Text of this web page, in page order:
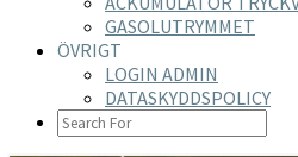
GASOLUTRYMMET
ÖVRIGT
LOGIN ADMIN
DATASKYDDSPOLICY
SEARCH
ICON